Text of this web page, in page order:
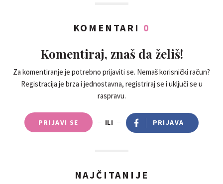
KOMENTARI 0
Komentiraj, znaš da želiš!
Za komentiranje je potrebno prijaviti se. Nemaš korisnički račun?
Registracija je brza i jednostavna, registriraj se i uključi se u
raspravu.
PRIJAVI SE ILI PRIJAVA
NAJČITANIJE